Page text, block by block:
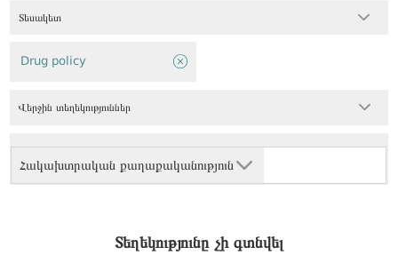
Տեսակետ
Հակախտրական քաղաքականություն
Drug policy
Վերջին տեղեկություններ
Տեղեկությունը չի գտնվել